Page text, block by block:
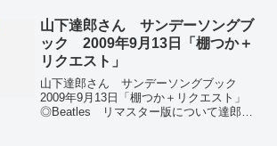
た。ということで、このブログでは山下
達郎さんのサンデーソング...
山下達郎さん サンデーソングブ
ック 2009年9月13日「棚つか＋
リクエスト」
山下達郎さん サンデーソングブック
2009年9月13日「棚つか＋リクエスト」
◎Beatles リマスター版について達郎氏